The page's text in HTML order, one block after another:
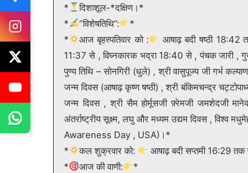
*
दिशाशूल-*दक्षिण।*
*
”विशेषतिथि”:
*
*
आज बृहस्पतिवार को :
आषाढ़ बदी षष्ठी 18:42
11:37 से , विघ्नकारक भद्रा 18:40 से , पंचक जारी , गुरु
पुण्य तिथि – सोनगिरी (धुले) , श्री वासुपूज्य जी गर्भ
जन्म दिवस (आषाढ़ कृष्ण षष्ठी) , श्री बंकिमचन्द्र
जन्म दिवस , श्री सैम होर्मूसजी फ़्रेमजी जमशेदजी
अंतर्राष्ट्रीय सूक्ष्म, लघु और मध्यम उद्यम दिवस , विश्व मधुमेह जागृति दिवस व राष्ट्रीय पीटीएसडी जागरूकता
Awareness Day , USA)।*
*
कल शुक्रवार को:
आषाढ़ बदी सप्तमी 16:29 तक
*
आज की वाणी: *